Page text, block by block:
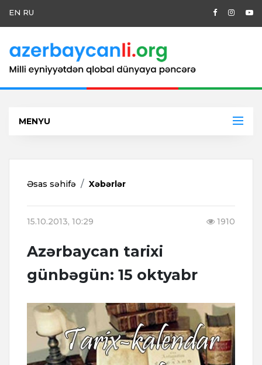
EN RU
MENYU
Əsas səhifə Xəbərlər
15.10.2013, 10:29 1910
Azərbaycan tarixi
günbəgün: 15 oktyabr